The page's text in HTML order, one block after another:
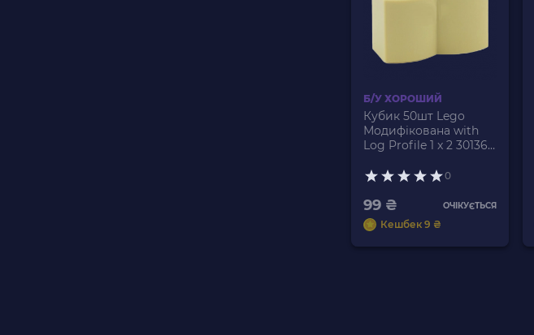
Б/У ХОРОШИЙ
Кубик 50шт Lego
Модифікована with
Log Profile 1 x 2 30136
У
0
99 ₴ ОЧІКУЄТЬСЯ
Кешбек 9 ₴